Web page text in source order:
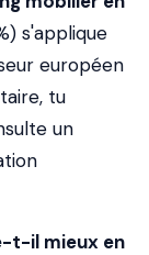
s'applique
européen
tu
un
t-il mieux en